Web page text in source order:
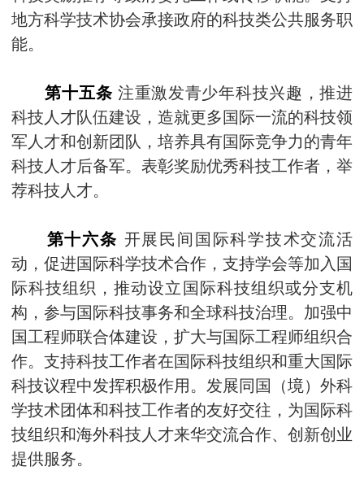
地方科学技术协会承接政府的科技类公共服务职
能。
第十五条 注重激发青少年科技兴趣，推进
科技人才队伍建设，造就更多国际一流的科技领
军人才和创新团队，培养具有国际竞争力的青年
科技人才后备军。表彰奖励优秀科技工作者，举
荐科技人才。
第十六条 开展民间国际科学技术交流活
动，促进国际科学技术合作，支持学会等加入国
际科技组织，推动设立国际科技组织或分支机
构，参与国际科技事务和全球科技治理。加强中
国工程师联合体建设，扩大与国际工程师组织合
作。支持科技工作者在国际科技组织和重大国际
科技议程中发挥积极作用。发展同国（境）外科
学技术团体和科技工作者的友好交往，为国际科
技组织和海外科技人才来华交流合作、创新创业
提供服务。